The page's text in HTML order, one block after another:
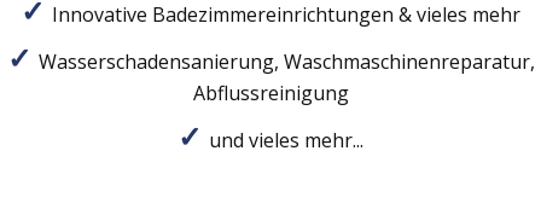
Innovative Badezimmereinrichtungen & vieles mehr
Wasserschadensanierung, Waschmaschinenreparatur,
Abflussreinigung
und vieles mehr...